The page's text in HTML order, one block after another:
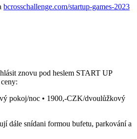
bcrosschallenge.com/startup-games-2023
znovu pod heslem START UP
pokoj/noc • 1900,-CZK/dvoulůžkový
dále snídani formou bufetu, parkování a